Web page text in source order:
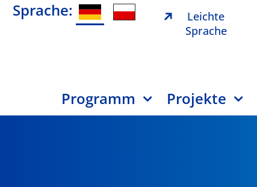
Sprache:
Leichte
Sprache
Programm Projekte